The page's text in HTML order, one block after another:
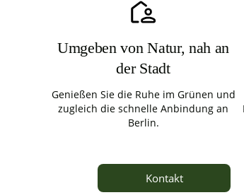
Umgeben von Natur, nah an
der Stadt
Genießen Sie die Ruhe im Grünen und
zugleich die schnelle Anbindung an
Berlin.
Kontakt